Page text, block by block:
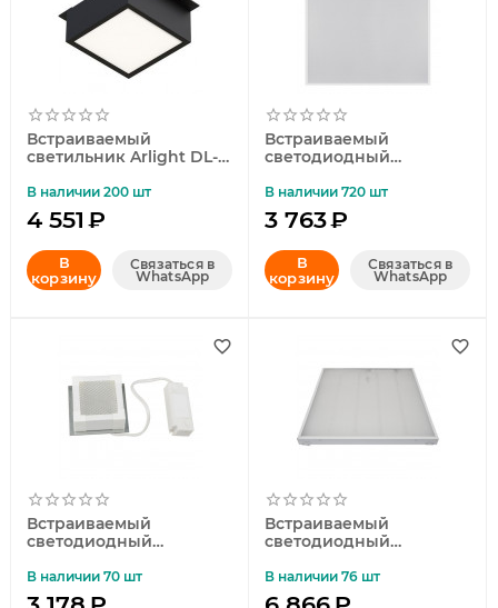
Встраиваемый
светильник Arlight DL-
Warm3000 047045
В наличии 200 шт
4 551 ₽
В
корзину
Связаться в
WhatsApp
Встраиваемый
светодиодный
00004588) Uniel ULP-
6060 48W/4000К IP40
Universal White
В наличии 720 шт
3 763₽
В
корзину
Связаться в
WhatsApp
Встраиваемый
светодиодный
00007426) Uniel ULP-1010
7W/4000К Ip40 Grilyato
В наличии 70 шт
Встраиваемый
светодиодный
00005198) Uniel ULP-
6060 60W/5000К IP40
В наличии 76 шт